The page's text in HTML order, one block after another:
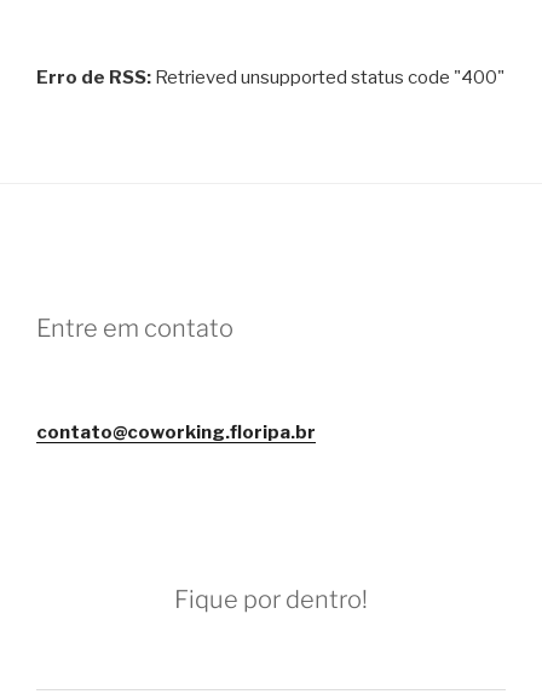
Erro de RSS: Retrieved unsupported status code "400"
Entre em contato
contato@coworking.floripa.br
Fique por dentro!